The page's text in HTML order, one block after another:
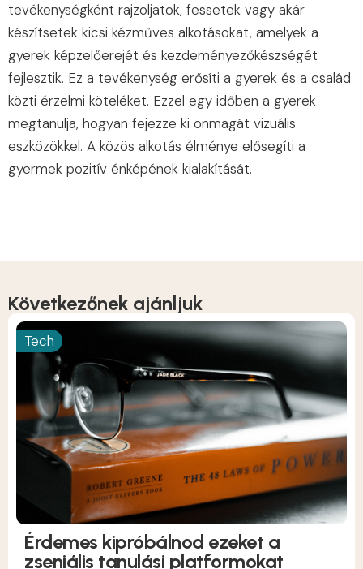
tevékenységként rajzoljatok, fessetek vagy akár
készítsetek kicsi kézműves alkotásokat, amelyek a
gyerek képzelőerejét és kezdeményezőkészségét
fejlesztik. Ez a tevékenység erősíti a gyerek és a család
közti érzelmi köteléket. Ezzel egy időben a gyerek
megtanulja, hogyan fejezze ki önmagát vizuális
eszközökkel. A közös alkotás élménye elősegíti a
gyermek pozitív énképének kialakítását.
Következőnek ajánljuk
Tech
Érdemes kipróbálnod ezeket a
zseniális tanulási platformokat